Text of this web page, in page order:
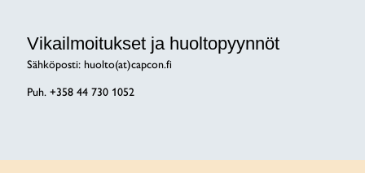
Vikailmoitukset ja huoltopyynnöt
Sähköposti: huolto(at)capcon.fi
Puh. +358 44 730 1052